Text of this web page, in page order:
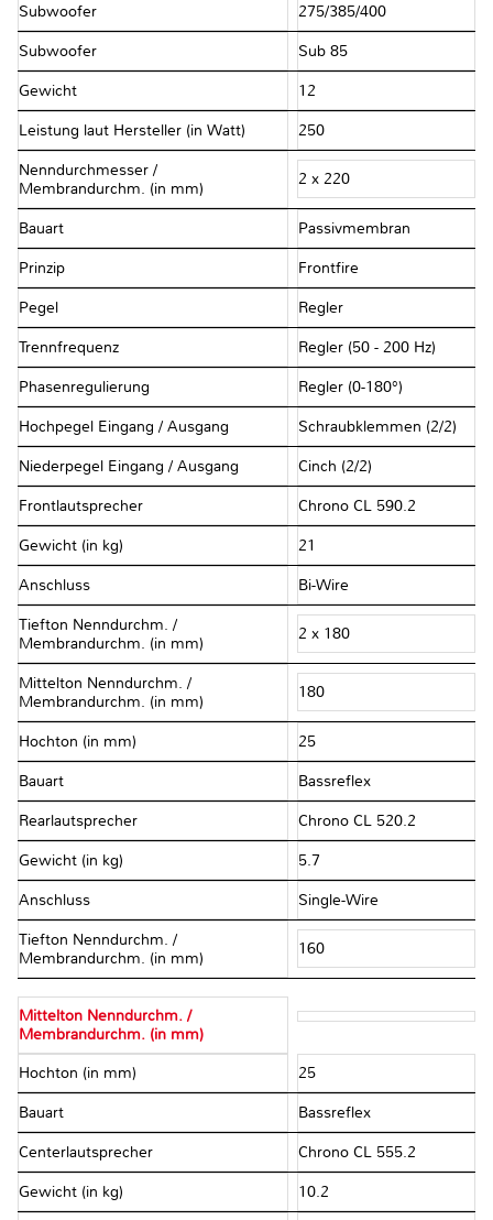
Subwoofer 275/385/400
Subwoofer Sub 85
Gewicht 12
Leistung laut Hersteller (in Watt) 250
Nenndurchmesser /
Membrandurchm. (in mm)
2 x 220
Bauart Passivmembran
Prinzip Frontfire
Pegel Regler
Trennfrequenz Regler (50 - 200 Hz)
Phasenregulierung Regler (0-180°)
Hochpegel Eingang / Ausgang Schraubklemmen (2/2)
Niederpegel Eingang / Ausgang Cinch (2/2)
Frontlautsprecher Chrono CL 590.2
Gewicht (in kg) 21
Anschluss Bi-Wire
Tiefton Nenndurchm. /
Membrandurchm. (in mm)
2 x 180
Mittelton Nenndurchm. /
Membrandurchm. (in mm)
180
Hochton (in mm) 25
Bauart Bassreflex
Rearlautsprecher Chrono CL 520.2
Gewicht (in kg) 5.7
Anschluss Single-Wire
Tiefton Nenndurchm. /
Membrandurchm. (in mm)
160
Mittelton Nenndurchm. /
Membrandurchm. (in mm)
Hochton (in mm) 25
Bauart Bassreflex
Centerlautsprecher Chrono CL 555.2
Gewicht (in kg) 10.2